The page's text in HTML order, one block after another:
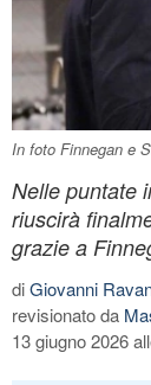
In foto Finnegan e
Nelle puntate
riuscirà
grazie a
diGiovanni
revisionato da
13 giugno 2026